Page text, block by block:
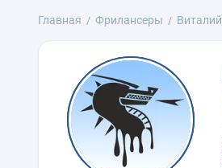
Главная Фрилансеры Виталий